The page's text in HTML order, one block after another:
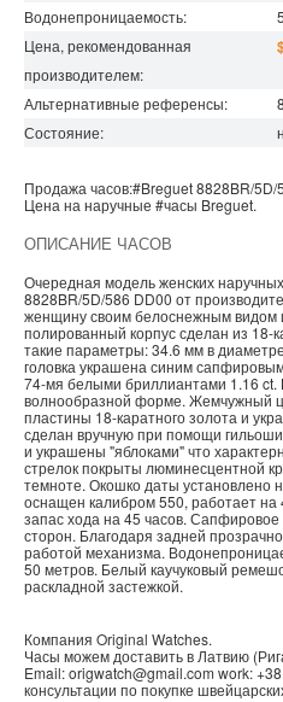
Водонепроницаемость:
Цена, рекомендованная
производителем:
Альтернативные референсы:
Состояние:
Продажа часов:#Breguet8828BR/5D/
Цена на наручные #часы Breguet.
ОПИСАНИЕ ЧАСОВ
Очередная модель женских
8828BR/5D/586 DD00 от
женщину своим белоснежным видом
полированный корпус сделан из 18-
такие параметры: 34.6 мм в
головка украшена синим
74-мя белыми бриллиантами 1.16 ct.
волнообразной форме. Жемчужный
пластины 18-каратного золота и
сделан вручную при помощи
и украшены "яблоками" что
стрелок покрыты люминесцентной
темноте. Окошко даты установлено
оснащен калибром 550, работает
запас хода на 45 часов.
сторон. Благодаря задней
работой механизма.
50 метров. Белый каучуковый
раскладной застежкой.
Компания Original Watches.
Часы можем доставить вЛатвию (
Email:origwatch@gmail.com work:
консультации по покупке